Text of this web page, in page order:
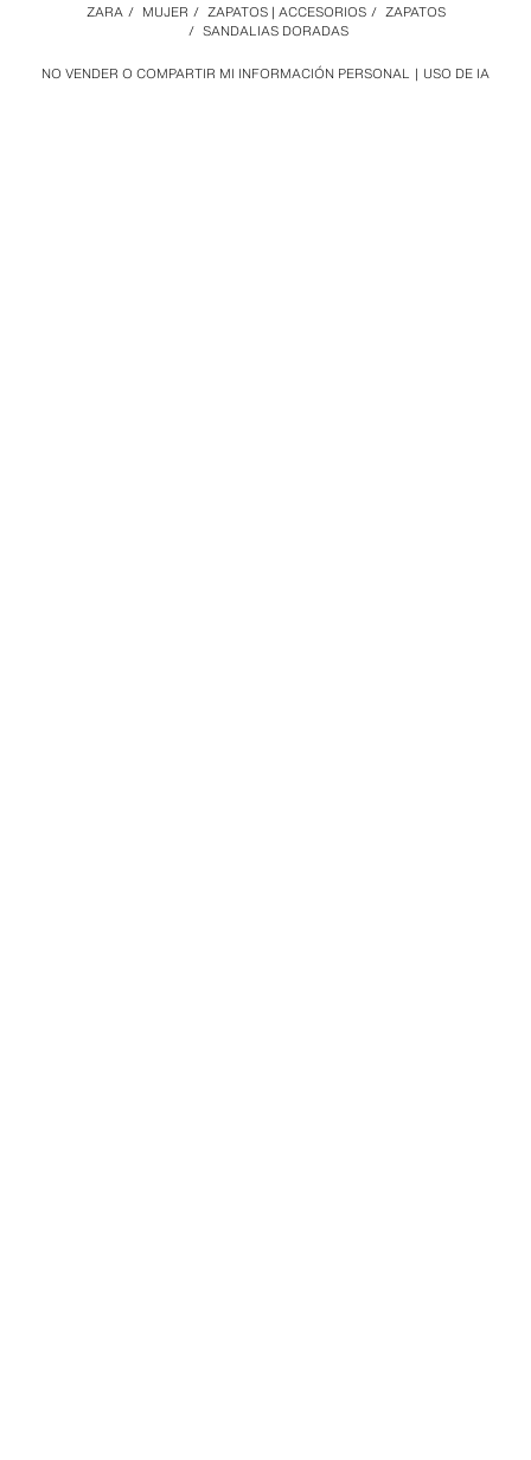
NO VENDER O COMPARTIR MI INFORMACIÓN PERSONAL USO DE IA
ZARA / MUJER / ZAPATOS | ACCESORIOS / ZAPATOS
/ SANDALIAS DORADAS